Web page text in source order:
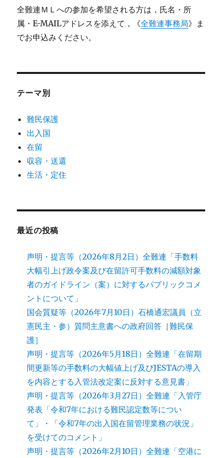
全難連ＭＬへの参加を希望される方は，氏名・所
属・E-MAILアドレスを添えて，《全難連事務局》ま
でお申込みください。
テーマ別
難民保護
出入国
在留
収容・送還
生活・定住
最近の投稿
声明・提言等（2026年8月2日）全難連「手数料
大幅引上げ政令案及び在留許可手数料の減額対象
者のガイドライン（案）に対するパブリックコメ
ントについて」
国会質疑等（2026年7月10日）石橋通宏議員（立
憲民主・参）質問主意書への政府回答［難民保
護］
声明・提言等（2026年5月18日）全難連「在留期
間更新等の手数料の大幅値上げ及びJESTAの導入
を内容とする入管法改定案に反対する意見書」
声明・提言等（2026年3月27日）全難連「入管庁
発表「令和7年における難民認定数等につい
て」・「令和7年の出入国在留管理業務の状況」
を受けてのコメント」
声明・提言等（2026年2月10日）全難連「空港に